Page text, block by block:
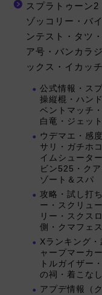
スプラトゥーン
ゾッコリー・バ
ンテスト・タツ
ア号・バンカラ
ックス・イカッ
公式情報・ス
操縦棍・ハン
ベントマッチ
白竜・ジェッ
ウデマエ・感
サリ・ガチホ
イムシュータ
ビン525・ク
ゾート＆スパ
攻略・試し打
ー・スクリュ
リー・スクス
側・クマフェ
Xランキング
ャープマーカ
トルガイザー
の祠・着こなし
アプデ情報（